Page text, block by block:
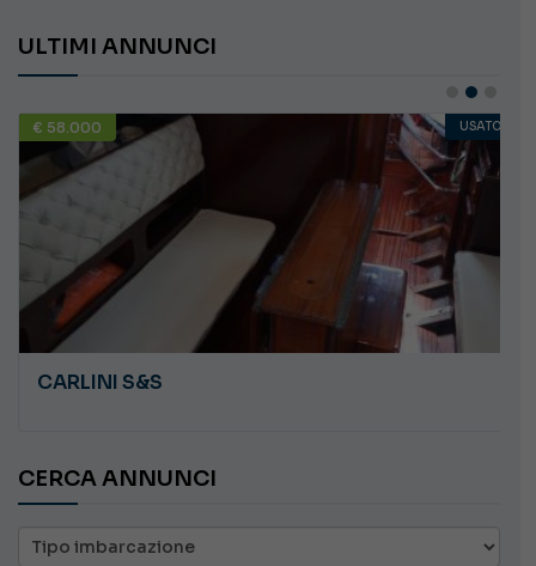
ULTIMI ANNUNCI
€ 58.000 USATO
CARLINI S&S
CERCA ANNUNCI